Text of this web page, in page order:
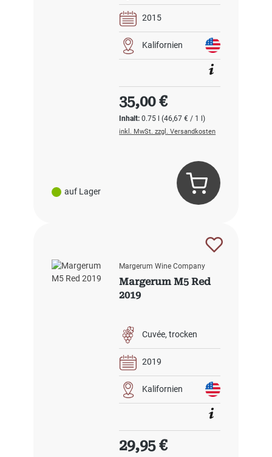
auf Lager
2015
Kalifornien
Inhalt:0.75 l(46,67 € / 1 l)
Regulärer Preis:
35,00 €
inkl. MwSt. zzgl. Versandkosten
Margerum Wine Company
Margerum M5 Red
2019
Cuvée trocken
2019
Kalifornien
Regulärer Preis:
29,95 €